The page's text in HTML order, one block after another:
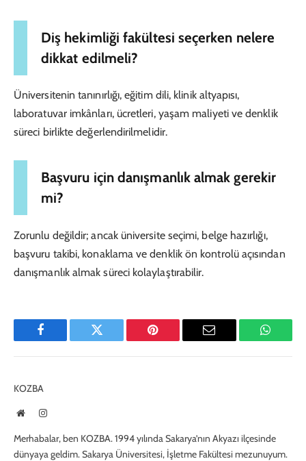
Diş hekimliği fakültesi seçerken nelere
dikkat edilmeli?
Üniversitenin tanınırlığı, eğitim dili, klinik altyapısı,
laboratuvar imkânları, ücretleri, yaşam maliyeti ve denklik
süreci birlikte değerlendirilmelidir.
Başvuru için danışmanlık almak gerekir
mi?
Zorunlu değildir; ancak üniversite seçimi, belge hazırlığı,
başvuru takibi, konaklama ve denklik ön kontrolü açısından
danışmanlık almak süreci kolaylaştırabilir.
Facebook Twitter Pinterest
E-
KOZBA
WebsiteInstagram
Merhabalar, ben KOZBA. 1994 yılında Sakarya’nın Akyazı ilçesinde
dünyaya geldim. Sakarya Üniversitesi, İşletme Fakültesi mezunuyum.